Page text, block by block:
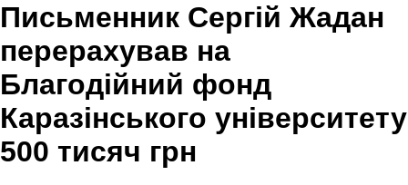
Письменник Сергій Жадан
перерахував на
Благодійний фонд
Каразінського університету
500 тисяч грн